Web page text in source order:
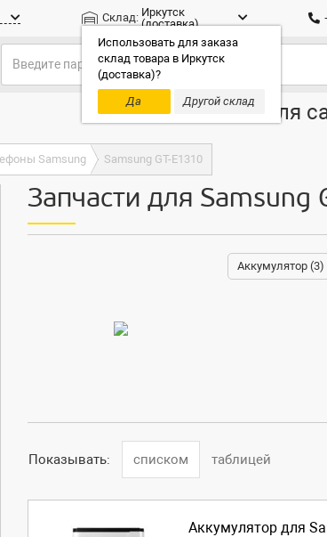
Склад: Иркутск
(доставка)
Использовать для заказа
склад товара в Иркутск
(доставка)?
Да
Другой склад
Только доставка, для
Samsung Samsung GT-E1310
Запчасти для Samsung
Аккумулятор (3)
Показывать: списком таблицей
Аккумулятор для